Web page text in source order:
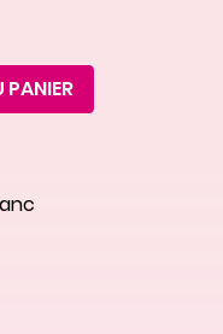
PANIER